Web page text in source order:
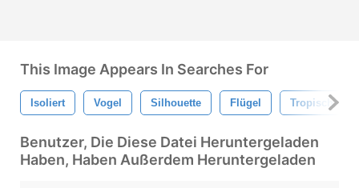
This Image Appears In Searches For
Isoliert Vogel Silhouette Flügel Tropisch
Benutzer, Die Diese Datei Heruntergeladen
Haben, Haben Außerdem Heruntergeladen